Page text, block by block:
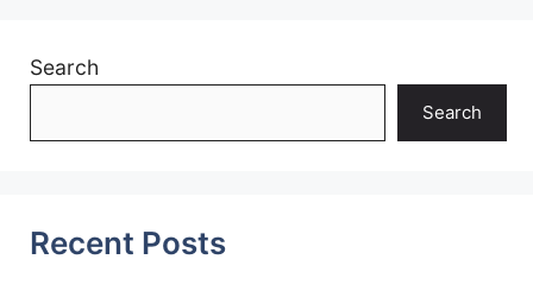
Search
Search
Recent Posts